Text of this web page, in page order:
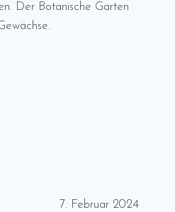
Der Botanische Garten
7. Februar 2024